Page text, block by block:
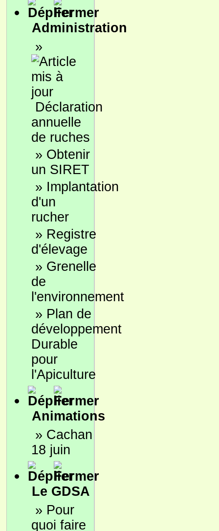
Administration
»
Déclaration
annuelle
de ruches
» Obtenir
un SIRET
» Implantation
d'un
rucher
» Registre
d'élevage
» Grenelle
de
l'environnement
» Plan de
développement
Durable
pour
l'Apiculture
Animations
» Cachan
18 juin
Le GDSA
» Pour
quoi faire